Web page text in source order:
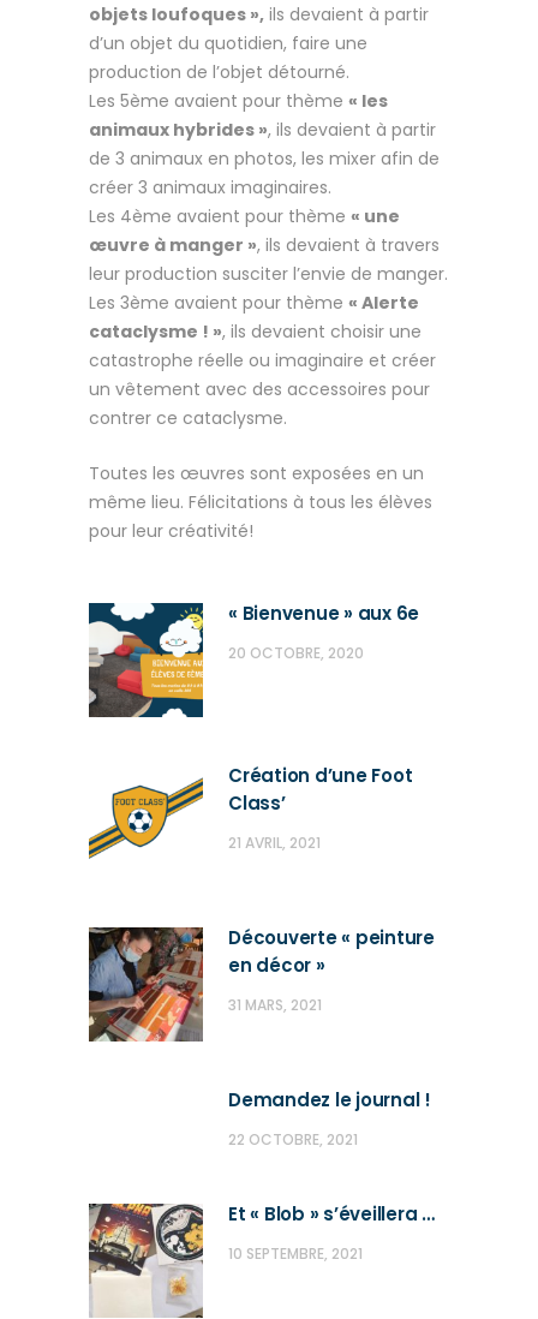
objets loufoques », ils devaient à partir
d’un objet du quotidien, faire une
production de l’objet détourné.
Les 5ème avaient pour thème « les
animaux hybrides », ils devaient à partir
de 3 animaux en photos, les mixer afin de
créer 3 animaux imaginaires.
Les 4ème avaient pour thème « une
œuvre à manger », ils devaient à travers
leur production susciter l’envie de manger.
Les 3ème avaient pour thème « Alerte
cataclysme ! », ils devaient choisir une
catastrophe réelle ou imaginaire et créer
un vêtement avec des accessoires pour
contrer ce cataclysme.
Toutes les œuvres sont exposées en un
même lieu. Félicitations à tous les élèves
pour leur créativité!
« Bienvenue » aux 6e
20 OCTOBRE, 2020
Création d’une Foot
Class’
21 AVRIL, 2021
Découverte « peinture
en décor »
31 MARS, 2021
Demandez le journal !
22 OCTOBRE, 2021
Et « Blob » s’éveillera …
10 SEPTEMBRE, 2021